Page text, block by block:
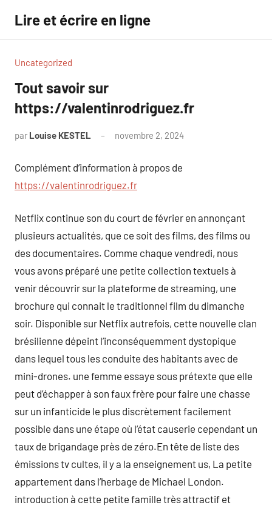
contenu
Lire et écrire en ligne
Uncategorized
Tout savoir sur
https://valentinrodriguez.fr
par Louise KESTEL novembre 2, 2024
Complément d’information à propos de
https://valentinrodriguez.fr
Netflix continue son du court de février en annonçant
plusieurs actualités, que ce soit des films, des films ou
des documentaires. Comme chaque vendredi, nous
vous avons préparé une petite collection textuels à
venir découvrir sur la plateforme de streaming, une
brochure qui connait le traditionnel film du dimanche
soir. Disponible sur Netflix autrefois, cette nouvelle clan
brésilienne dépeint l’inconséquemment dystopique
dans lequel tous les conduite des habitants avec de
mini-drones. une femme essaye sous prétexte que elle
peut d’échapper à son faux frère pour faire une chasse
sur un infanticide le plus discrètement facilement
possible dans une étape où l’état causerie cependant un
taux de brigandage près de zéro.En tête de liste des
émissions tv cultes, il y a la enseignement us, La petite
appartement dans l’herbage de Michael London.
introduction à cette petite famille très attractif et